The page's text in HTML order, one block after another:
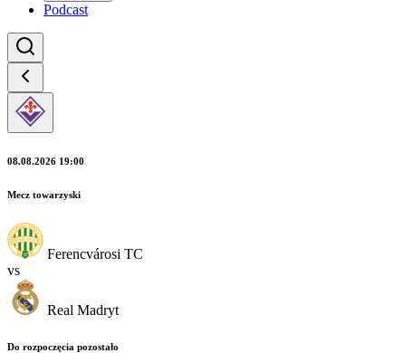
Podcast
08.08.2026 19:00
Mecz towarzyski
Ferencvárosi TC
vs
Real Madryt
Do rozpoczęcia pozostało